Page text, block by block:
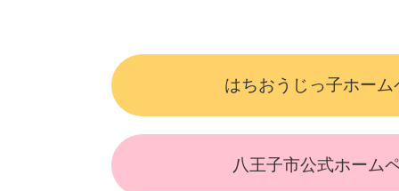
はちおうじっ子ホーム
八王子市公式ホーム